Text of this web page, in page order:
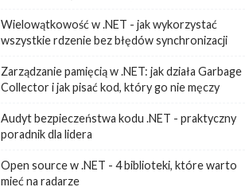
Wielowątkowość w .NET - jak wykorzystać
wszystkie rdzenie bez błędów synchronizacji
Zarządzanie pamięcią w .NET: jak działa Garbage
Collector i jak pisać kod, który go nie męczy
Audyt bezpieczeństwa kodu .NET - praktyczny
poradnik dla lidera
Open source w .NET - 4 biblioteki, które warto
mieć na radarze